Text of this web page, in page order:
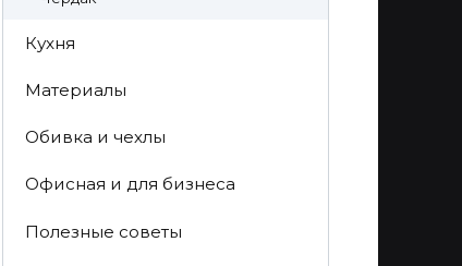
Кухня
Материалы
Обивка и чехлы
Офисная и для бизнеса
Полезные советы